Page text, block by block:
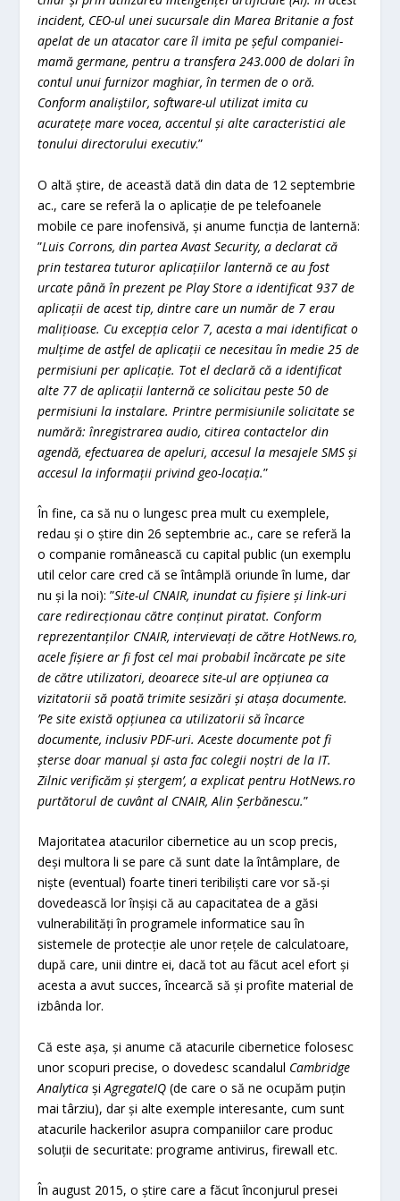
incident, CEO-ul unei sucursale din Marea Britanie a fost
apelat de un atacator care îl imita pe șeful companiei-
mamă germane, pentru a transfera 243.000 de dolari în
contul unui furnizor maghiar, în termen de o oră.
Conform analiștilor, software-ul utilizat imita cu
acuratețe mare vocea, accentul și alte caracteristici ale
tonului directorului executiv.”
O altă știre, de această dată din data de 12 septembrie
ac., care se referă la o aplicație de pe telefoanele
mobile ce pare inofensivă, și anume funcția de lanternă:
”Luis Corrons, din partea Avast Security, a declarat că
prin testarea tuturor aplicațiilor lanternă ce au fost
urcate până în prezent pe Play Store a identificat 937 de
aplicații de acest tip, dintre care un număr de 7 erau
malițioase. Cu excepția celor 7, acesta a mai identificat o
mulțime de astfel de aplicații ce necesitau în medie 25 de
permisiuni per aplicație. Tot el declară că a identificat
alte 77 de aplicații lanternă ce solicitau peste 50 de
permisiuni la instalare. Printre permisiunile solicitate se
numără: înregistrarea audio, citirea contactelor din
agendă, efectuarea de apeluri, accesul la mesajele SMS și
accesul la informații privind geo-locația.”
În fine, ca să nu o lungesc prea mult cu exemplele,
redau și o știre din 26 septembrie ac., care se referă la
o companie românească cu capital public (un exemplu
util celor care cred că se întâmplă oriunde în lume, dar
nu și la noi): ”Site-ul CNAIR, inundat cu fișiere și link-uri
care redirecționau către conținut piratat. Conform
reprezentanților CNAIR, intervievați de către HotNews.ro,
acele fișiere ar fi fost cel mai probabil încărcate pe site
de către utilizatori, deoarece site-ul are opțiunea ca
vizitatorii să poată trimite sesizări și atașa documente.
’Pe site există opțiunea ca utilizatorii să încarce
documente, inclusiv PDF-uri. Aceste documente pot fi
șterse doar manual și asta fac colegii noștri de la IT.
Zilnic verificăm și ștergem’, a explicat pentru HotNews.ro
purtătorul de cuvânt al CNAIR, Alin Șerbănescu.”
Majoritatea atacurilor cibernetice au un scop precis,
deși multora li se pare că sunt date la întâmplare, de
niște (eventual) foarte tineri teribiliști care vor să-și
dovedească lor înșiși că au capacitatea de a găsi
vulnerabilități în programele informatice sau în
sistemele de protecție ale unor rețele de calculatoare,
după care, unii dintre ei, dacă tot au făcut acel efort și
acesta a avut succes, încearcă să și profite material de
izbânda lor.
Că este așa, și anume că atacurile cibernetice folosesc
unor scopuri precise, o dovedesc scandalul Cambridge
Analytica șiAgregateIQ (de care o să ne ocupăm puțin
mai târziu), dar și alte exemple interesante, cum sunt
atacurile hackerilor asupra companiilor care produc
soluții de securitate: programe antivirus, firewall etc.
În august 2015, o știre care a făcut înconjurul presei